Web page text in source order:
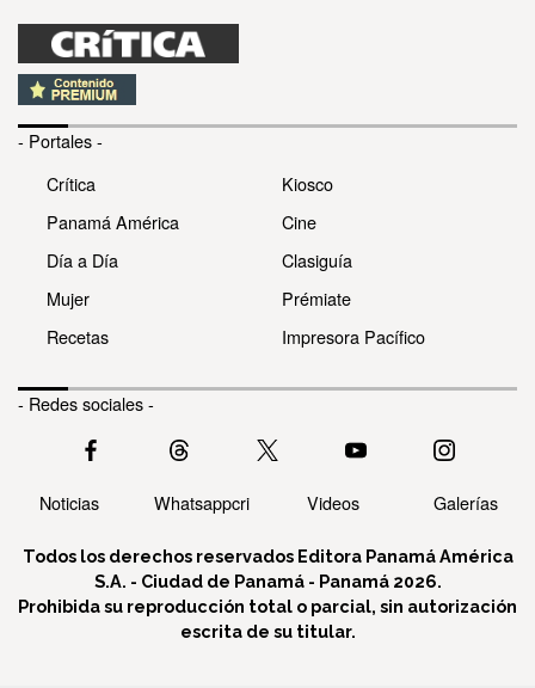
- Portales -
Crítica
Panamá América
Día a Día
Mujer
Recetas
Kiosco
Cine
Clasiguía
Prémiate
Impresora Pacífico
- Redes sociales -
Noticias Whatsappcri Videos Galerías
Todos los derechos reservados Editora Panamá América
S.A. - Ciudad de Panamá - Panamá 2026.
Prohibida su reproducción total o parcial, sin autorización
escrita de su titular.